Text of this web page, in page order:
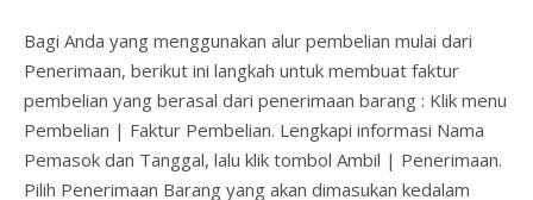
Bagi Anda yang menggunakan alur pembelian mulai dari
Penerimaan, berikut ini langkah untuk membuat faktur
pembelian yang berasal dari penerimaan barang : Klik menu
Pembelian | Faktur Pembelian. Lengkapi informasi Nama
Pemasok dan Tanggal, lalu klik tombol Ambil | Penerimaan.
Pilih Penerimaan Barang yang akan dimasukan kedalam